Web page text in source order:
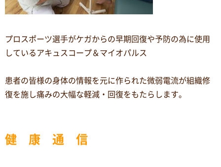
プロスポーツ選手がケガからの早期回復や予防の為に使用
しているアキュスコープ＆マイオパルス
患者の皆様の身体の情報を元に作られた微弱電流が組織修
復を施し痛みの大幅な軽減・回復をもたらします。
健 康 通 信